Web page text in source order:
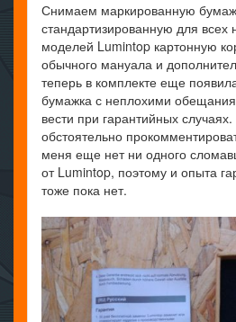
Снимаем маркированную
стандартизированную для всех
моделей Lumintop картонную
обычного мануала и
теперь в комплекте еще
бумажка с неплохими
вести при гарантийных
обстоятельно
меня еще нет ни одного
от Lumintop, поэтому и опыта
тоже пока нет.